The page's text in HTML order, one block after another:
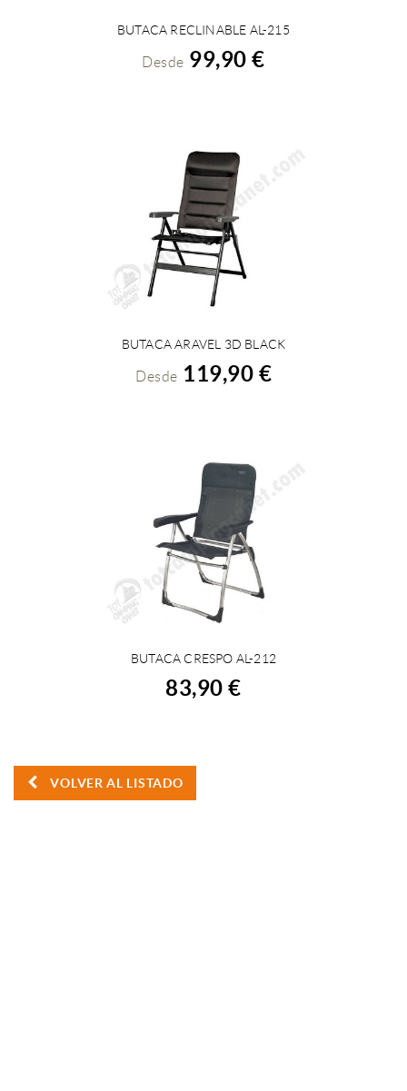
VER DETALLES
BUTACA RECLINABLE AL-215
Desde 99,90 €
VER DETALLES
BUTACA ARAVEL 3D BLACK
Desde 119,90 €
COMPRAR
BUTACA CRESPO AL-212
83,90 €
VOLVER AL LISTADO